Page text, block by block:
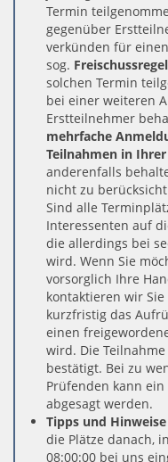
Termin
gegenüber
verkünden für
sog.
solchen Termin
bei einer weiteren
Erstteilnehmer
mehrfache
Teilnahmen in
anderenfalls
nicht zu
Sind alle
Interessenten auf
die allerdings bei
wird. Wenn Sie
vorsorglich Ihre
kontaktieren wir
kurzfristig das
einen
wird. Die
bestätigt. Bei zu
Prüfenden kann
abgesagt werden.
Tipps und
die Plätze danach,
08:00:00 bei uns